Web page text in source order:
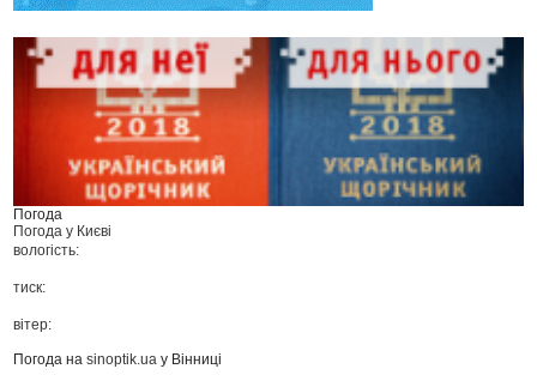
Погода
Погода у Києві
вологість:
тиск:
вітер:
Погода наsinoptik.ua у Вінниці